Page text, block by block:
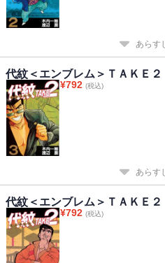
あらす
代紋＜エンブレム＞ＴＡＫＥ２
¥792 (税込)
あらす
代紋＜エンブレム＞ＴＡＫＥ２
¥792 (税込)